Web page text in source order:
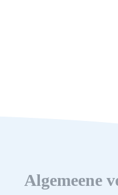
Algemeene